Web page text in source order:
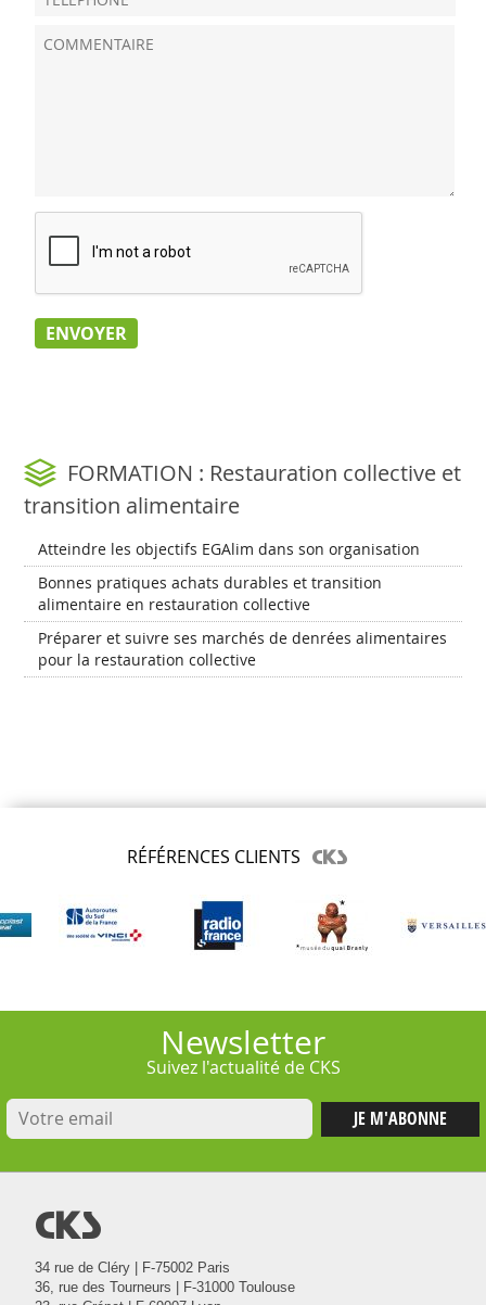
FORMATION : Restauration collective et
transition alimentaire
Atteindre les objectifs EGAlim dans son organisation
Bonnes pratiques achats durables et transition
alimentaire en restauration collective
Préparer et suivre ses marchés de denrées alimentaires
pour la restauration collective
RÉFÉRENCES CLIENTS
Newsletter
Suivez l'actualité de CKS
@
34 rue de Cléry | F-75002 Paris
36, rue des Tourneurs | F-31000 Toulouse